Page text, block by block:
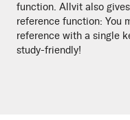
function. Allvit also
reference function: You
reference with a single
study-friendly!